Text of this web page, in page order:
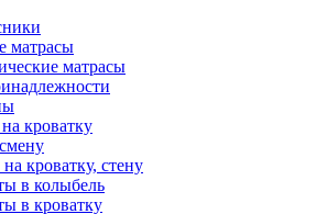
матрасы
матрасы
кроватку
кроватку, стену
в колыбель
в кроватку